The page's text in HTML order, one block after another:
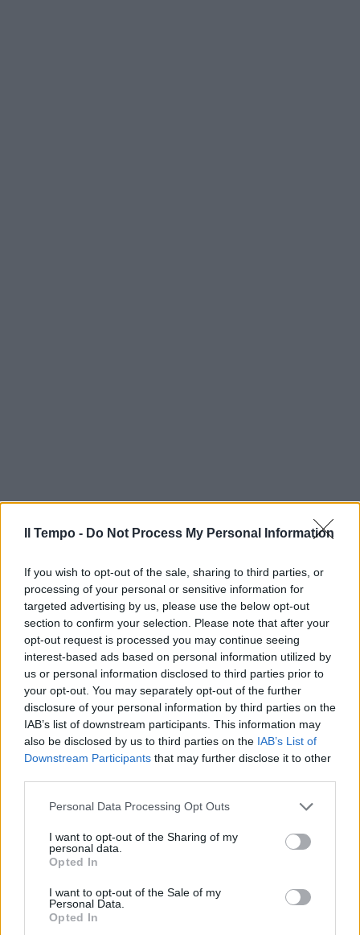
Il Tempo - Do Not Process My Personal Information
If you wish to opt-out of the sale, sharing to third parties, or
processing of your personal or sensitive information for
targeted advertising by us, please use the below opt-out
section to confirm your selection. Please note that after your
opt-out request is processed you may continue seeing
interest-based ads based on personal information utilized by
us or personal information disclosed to third parties prior to
your opt-out. You may separately opt-out of the further
disclosure of your personal information by third parties on the
IAB’s list of downstream participants. This information may
also be disclosed by us to third parties on the IAB’s List of
Downstream Participants that may further disclose it to other
Personal Data Processing Opt Outs
I want to opt-out of the Sharing of my
personal data.
Opted In
I want to opt-out of the Sale of my
Personal Data.
Opted In
In evidenza